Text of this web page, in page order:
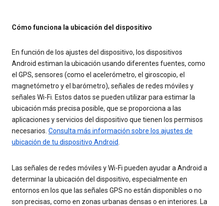
Cómo funciona la ubicación del dispositivo
En función de los ajustes del dispositivo, los dispositivos
Android estiman la ubicación usando diferentes fuentes, como
el GPS, sensores (como el acelerómetro, el giroscopio, el
magnetómetro y el barómetro), señales de redes móviles y
señales Wi-Fi. Estos datos se pueden utilizar para estimar la
ubicación más precisa posible, que se proporciona a las
aplicaciones y servicios del dispositivo que tienen los permisos
necesarios. Consulta más información sobre los ajustes de
ubicación de tu dispositivo Android
Las señales de redes móviles y Wi-Fi pueden ayudar a Android a
determinar la ubicación del dispositivo, especialmente en
entornos en los que las señales GPS no están disponibles o no
son precisas, como en zonas urbanas densas o en interiores. La